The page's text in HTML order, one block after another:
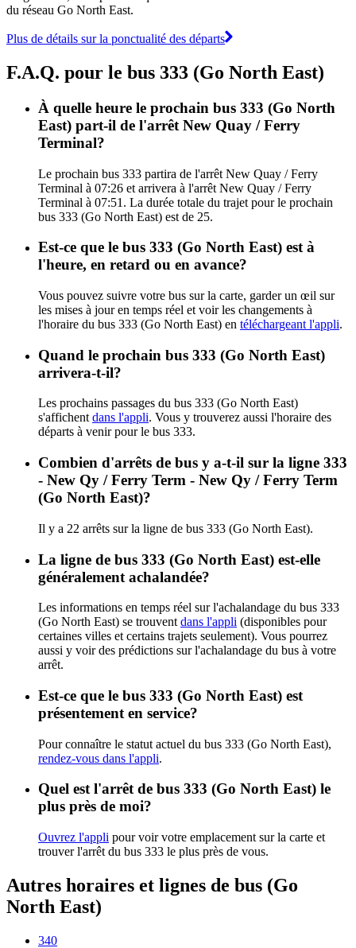
du réseau Go North East.
Plus de détails sur la ponctualité des départs
F.A.Q. pour le bus 333 (Go North East)
À quelle heure le prochain bus 333 (Go North
East) part-il de l'arrêt New Quay / Ferry
Terminal?
Le prochain bus 333 partira de l'arrêt New Quay / Ferry
Terminal à 07:26 et arrivera à l'arrêt New Quay / Ferry
Terminal à 07:51. La durée totale du trajet pour le prochain
bus 333 (Go North East) est de 25.
Est-ce que le bus 333 (Go North East) est à
l'heure, en retard ou en avance?
Vous pouvez suivre votre bus sur la carte, garder un œil sur
les mises à jour en temps réel et voir les changements à
l'horaire du bus 333 (Go North East) en téléchargeant l'appli.
Quand le prochain bus 333 (Go North East)
arrivera-t-il?
Les prochains passages du bus 333 (Go North East)
s'affichent dans l'appli. Vous y trouverez aussi l'horaire des
départs à venir pour le bus 333.
Combien d'arrêts de bus y a-t-il sur la ligne 333
- New Qy / Ferry Term - New Qy / Ferry Term
(Go North East)?
Il y a 22 arrêts sur la ligne de bus 333 (Go North East).
La ligne de bus 333 (Go North East) est-elle
généralement achalandée?
Les informations en temps réel sur l'achalandage du bus 333
(Go North East) se trouvent dans l'appli (disponibles pour
certaines villes et certains trajets seulement). Vous pourrez
aussi y voir des prédictions sur l'achalandage du bus à votre
arrêt.
Est-ce que le bus 333 (Go North East) est
présentement en service?
Pour connaître le statut actuel du bus 333 (Go North East),
rendez-vous dans l'appli.
Quel est l'arrêt de bus 333 (Go North East) le
plus près de moi?
Ouvrez l'appli pour voir votre emplacement sur la carte et
trouver l'arrêt du bus 333 le plus près de vous.
Autres horaires et lignes de bus (Go
North East)
340